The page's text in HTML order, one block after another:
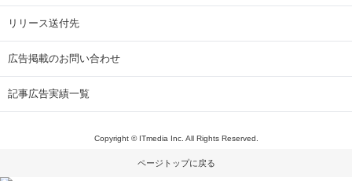
リリース送付先
広告掲載のお問い合わせ
記事広告実績一覧
Copyright © ITmedia Inc. All Rights Reserved.
ページトップに戻る